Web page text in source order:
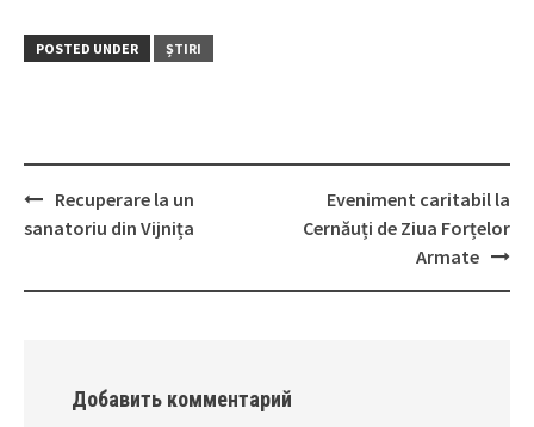
POSTED UNDER ȘTIRI
Post
Recuperare la un
sanatoriu din Vijnița
Eveniment caritabil la
Cernăuți de Ziua Forțelor
Armate
Добавить комментарий